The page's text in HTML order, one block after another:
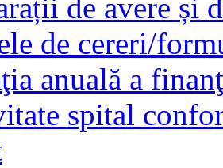
de avere și
de cereri/
anuală a
spital